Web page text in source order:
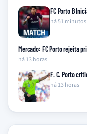
FC Porto B
há 51 minutos
Mercado: FC Porto rejeita
há 13 horas
F. C. Porto
há 13 horas